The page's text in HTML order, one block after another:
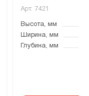
Арт. 7421
Высота, мм
Ширина, мм
Глубина, мм